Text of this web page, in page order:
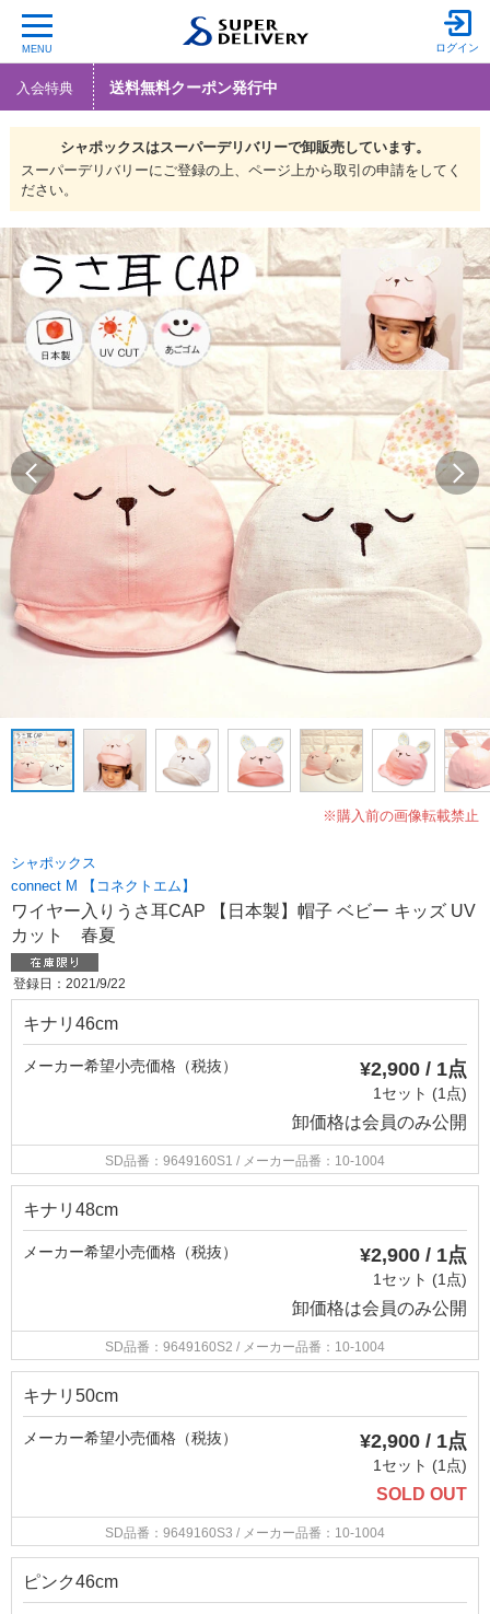
MENU ログイン
入会特典 送料無料クーポン発行中
シャポックスはスーパーデリバリーで卸販売しています。
スーパーデリバリーにご登録の上、ページ上から取引の申請をしてく
ださい。
※購入前の画像転載禁止
シャポックス
connect M 【コネクトエム】
ワイヤー入りうさ耳CAP 【日本製】帽子 ベビー キッズ UV
カット 春夏
登録日：2021/9/22
キナリ46cm
メーカー希望小売価格（税抜） ¥2,900 / 1点
1セット (1点)
卸価格は会員のみ公開
SD品番：9649160S1 / メーカー品番：10-1004
キナリ48cm
メーカー希望小売価格（税抜） ¥2,900 / 1点
1セット (1点)
卸価格は会員のみ公開
SD品番：9649160S2 / メーカー品番：10-1004
キナリ50cm
メーカー希望小売価格（税抜） ¥2,900 / 1点
1セット (1点)
SOLD OUT
SD品番：9649160S3 / メーカー品番：10-1004
ピンク46cm